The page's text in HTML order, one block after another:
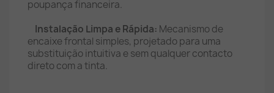
poupança financeira.
Instalação Limpa e Rápida: Mecanismo de
encaixe frontal simples, projetado para uma
substituição intuitiva e sem qualquer contacto
direto com a tinta.